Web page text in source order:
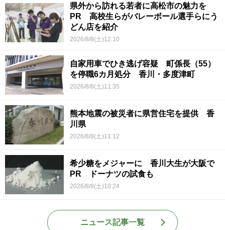
県外から訪れる若者に高松市の魅力を
PR 高校生らがバレーボール選手らにう
どん店を紹介
2026/8/8(土)12:10
自家用車でひき逃げ容疑 町係長（55）
を停職6カ月処分 香川・多度津町
2026/8/8(土)11:35
熊本地震の被災者に県営住宅を提供 香
川県
2026/8/8(土)11:12
希少糖をメジャーに 香川大生が大阪で
PR ドーナツの試食も
2026/8/8(土)10:24
ニュース記事一覧